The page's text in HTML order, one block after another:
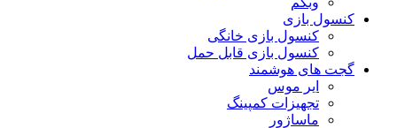
کنسول بازی
کنسول بازی خانگی
کنسول بازی قابل حمل
گجت های هوشمند
ایر موس
تجهیزات کمپینگ
ماساژور